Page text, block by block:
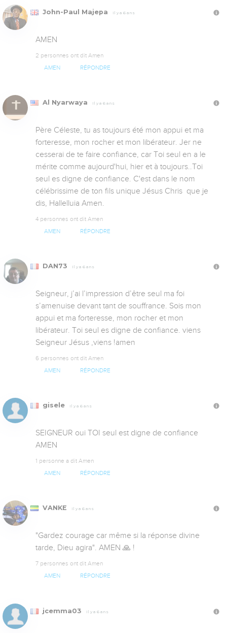
John-Paul Majepa Il y a 6 ans
AMEN
2 personnes ont dit Amen
AMEN RÉPONDRE
Al Nyarwaya Il y a 6 ans
Père Céleste, tu as toujours été mon appui et ma
forteresse, mon rocher et mon libérateur. Jer ne
cesserai de te faire confiance, car Toi seul en a le
mérite comme aujourd'hui, hier et à toujours..Toi
seul es digne de confiance. C'est dans le nom
célébrissime de ton fils unique Jésus Chris  que je
dis, Hallelluia Amen.
4 personnes ont dit Amen
AMEN RÉPONDRE
DAN73 Il y a 6 ans
Seigneur, j’ai l’impression d’être seul ma foi
s’amenuise devant tant de souffrance. Sois mon
appui et ma forteresse, mon rocher et mon
libérateur. Toi seul es digne de confiance. viens
Seigneur Jésus ,viens !amen
6 personnes ont dit Amen
AMEN RÉPONDRE
gisele Il y a 6 ans
SEIGNEUR oui TOI seul est digne de confiance
AMEN
1 personne a dit Amen
AMEN RÉPONDRE
VANKE Il y a 6 ans
"Gardez courage car même si la réponse divine
tarde, Dieu agira". AMEN 🙏 !
7 personnes ont dit Amen
AMEN RÉPONDRE
jcemma03 Il y a 6 ans